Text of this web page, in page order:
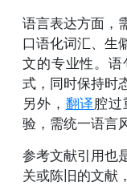
语言表达方面，
口语化词汇、生
文的专业性。
式，同时保持时
另外， 翻译腔过
验，需统一语言
参考文献引用也
关或陈旧的文献